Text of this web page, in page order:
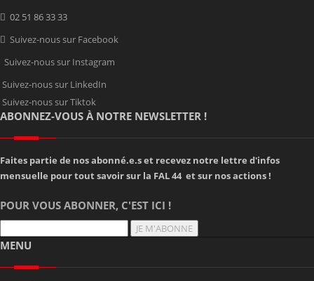
02 51 86 33 33
Suivez-nous sur Facebook
Suivez-nous sur Instagram
Suivez-nous sur LinkedIn
Suivez-nous sur Tiktok
ABONNEZ-VOUS À NOTRE NEWSLETTER !
Faites partie de nos abonné.e.s et recevez notre lettre d'infos
mensuelle pour tout savoir sur la FAL 44 et sur nos actions !
POUR VOUS ABONNER, C'EST ICI !
JE M'ABONNE
MENU